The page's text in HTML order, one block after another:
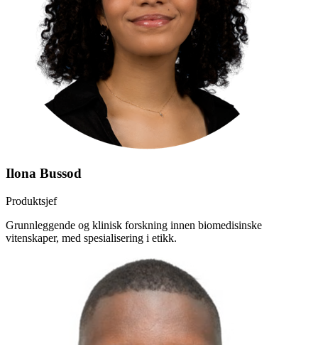
Ilona Bussod
Produktsjef
Grunnleggende og klinisk forskning innen biomedisinske
vitenskaper, med spesialisering i etikk.